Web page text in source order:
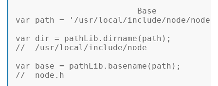
var path =
'/usr/local/include/node/
var
//  /usr/local/include/node
var
base
//  node.h